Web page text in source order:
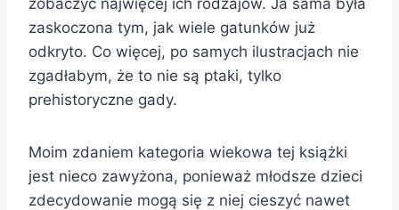
zaskoczona tym, jak wiele gatunków już
odkryto. Co więcej, po samych ilustracjach nie
zgadłabym, że to nie są ptaki, tylko
prehistoryczne gady.
Moim zdaniem kategoria wiekowa tej książki
jest nieco zawyżona, ponieważ młodsze dzieci
zdecydowanie mogą się z niej cieszyć nawet